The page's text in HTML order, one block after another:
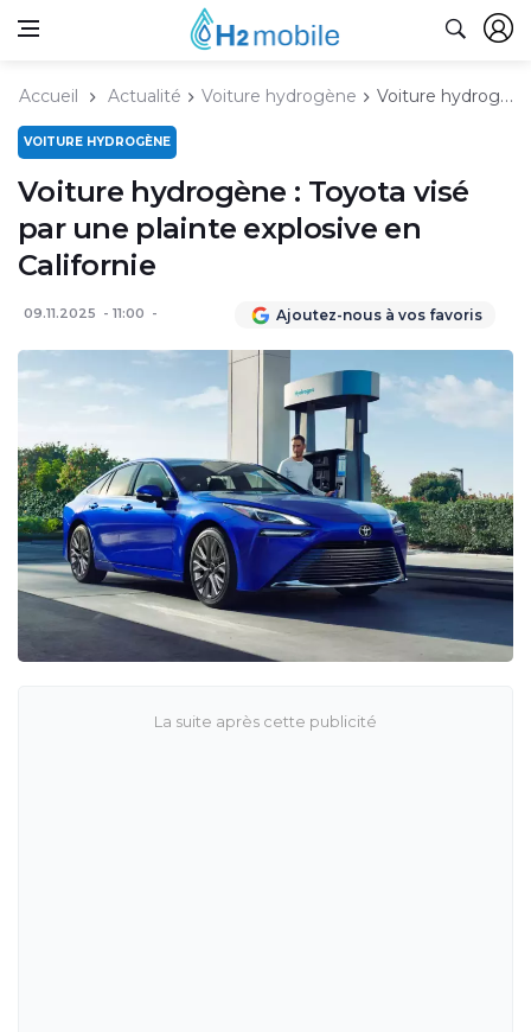
Accueil Actualité Voiture hydrogène Voiture hydrogène : Toyota visé par une plainte explosive en Californie
VOITURE HYDROGÈNE
Voiture hydrogène : Toyota visé
par une plainte explosive en
Californie
09.11.2025 11:00 Ajoutez-nous à vos favoris